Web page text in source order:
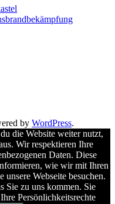
by WordPress.
die Website weiter nutzt,
Wir respektieren Ihre
Daten. Diese
wie wir mit Ihren
Webseite besuchen.
Sie zu uns kommen. Sie
Persönlichkeitsrechte